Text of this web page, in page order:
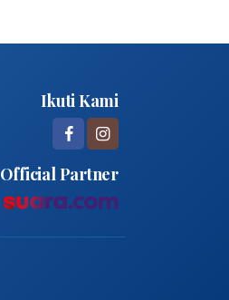
Ikuti Kami
Official Partner